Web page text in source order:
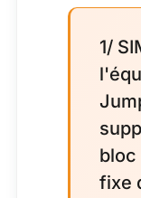
1/
bloc
fixe